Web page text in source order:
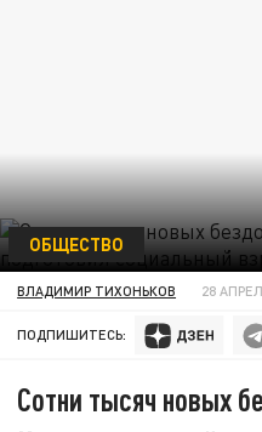
ОБЩЕСТВО
ВЛАДИМИР ТИХОНЬКОВ 28
ПОДПИШИТЕСЬ:
Сотни тысяч новых